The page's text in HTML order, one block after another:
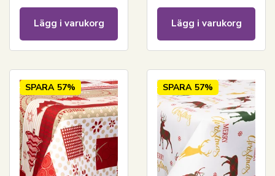
Lägg i varukorg Lägg i varukorg
SPARA 57% SPARA 57%